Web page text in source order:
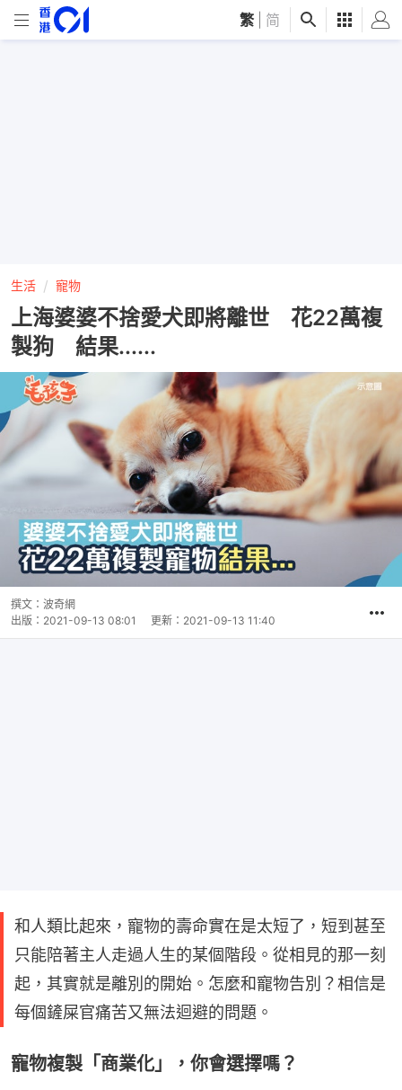
繁 简
生活 寵物
上海婆婆不捨愛犬即將離世 花22萬複
製狗 結果......
撰文： 波奇網
出版： 2021-09-13 08:01 更新： 2021-09-13 11:40
和人類比起來，寵物的壽命實在是太短了，短到甚至
只能陪著主人走過人生的某個階段。從相見的那一刻
起，其實就是離別的開始。怎麼和寵物告別？相信是
每個鏟屎官痛苦又無法迴避的問題。
寵物複製「商業化」，你會選擇嗎？